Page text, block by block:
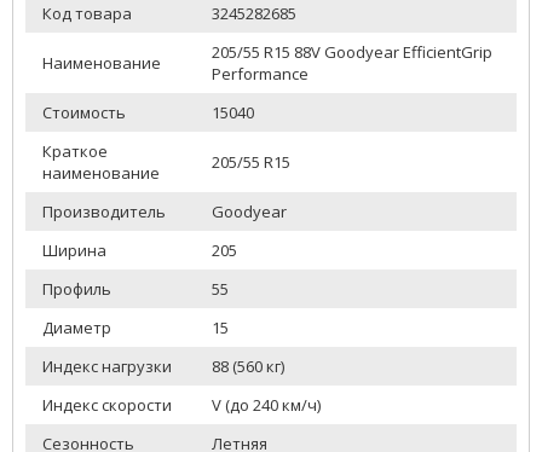
Код товара 3245282685
Наименование
205/55 R15 88V Goodyear EfficientGrip
Performance
Стоимость
15040
Краткое
наименование
205/55 R15
Производитель
Goodyear
Ширина
205
Профиль
55
Диаметр
15
Индекс нагрузки
88 (560 кг)
Индекс скорости
V (до 240 км/ч)
Сезонность
Летняя